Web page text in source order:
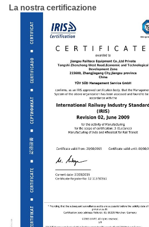
La nostra certificazione